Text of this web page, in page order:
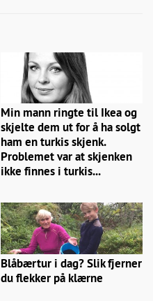
Min mann ringte til Ikea og
skjelte dem ut for å ha solgt
ham en turkis skjenk.
Problemet var at skjenken
ikke finnes i turkis...
Blåbærtur i dag? Slik fjerner
du flekker på klærne